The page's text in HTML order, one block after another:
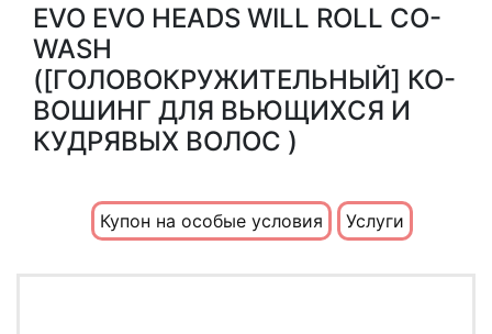
EVO EVO HEADS WILL ROLL CO-
WASH
([ГОЛОВОКРУЖИТЕЛЬНЫЙ] КО-
ВОШИНГ ДЛЯ ВЬЮЩИХСЯ И
КУДРЯВЫХ ВОЛОС )
Купон на особые условия Услуги